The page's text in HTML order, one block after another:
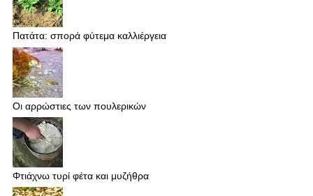
Πατάτα: σπορά φύτεμα καλλιέργεια
Οι αρρώστιες των πουλερικών
Φτιάχνω τυρί φέτα και μυζήθρα